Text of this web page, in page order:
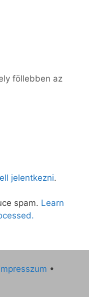
föllebben az
jelentkezni.
spam. Learn
•